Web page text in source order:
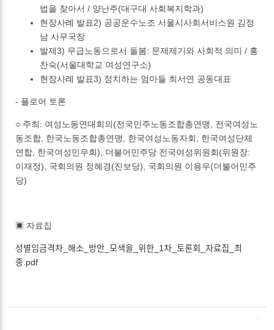
법을 찾아서 / 양난주(대구대 사회복지학과)
현장사례 발표2) 공공운수노조 서울시사회서비스원 김정
남 사무국장
발제3) 무급노동으로서 돌봄: 문제제기와 사회적 의미 / 홍
찬숙(서울대학교 여성연구소)
현장사례 발표3) 정치하는 엄마들 최서연 공동대표
- 플로어 토론
○ 주최: 여성노동연대회의(전국민주노동조합총연맹, 전국여성노
동조합, 한국노동조합총연맹, 한국여성노동자회, 한국여성단체
연합, 한국여성민우회), 더불어민주당 전국여성위원회(위원장:
이재정), 국회의원 정혜경(진보당), 국회의원 이용우(더불어민주
당)
▣ 자료집
성별임금격차_해소_방안_모색을_위한_1차_토론회_자료집_최
종.pdf